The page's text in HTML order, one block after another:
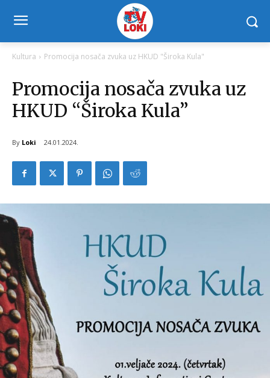
Kultura Promocija nosača zvuka uz HKUD "Široka Kula"
Promocija nosača zvuka uz
HKUD “Široka Kula”
By Loki 24.01.2024.